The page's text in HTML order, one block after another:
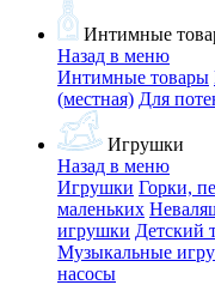
Интимные
Назад в меню
Интимные товары
(местная) Для
Игрушки
Назад в меню
Игрушки Горки,
маленьких
игрушки Детский
Музыкальные
насосы